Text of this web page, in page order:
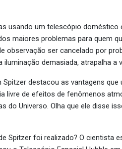
usando um telescópio
maiores problemas para quem
ser cancelado por
iluminação demasiada, atrapalha
destacou as vantagens
livre de efeitos de fenômenos
do Universo. Olha que ele disse
Spitzer foi realizado? O cientista